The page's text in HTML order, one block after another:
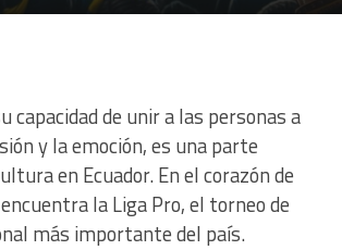
capacidad de unir a las personas a
y la emoción, es una parte
en Ecuador. En el corazón de
la Liga Pro, el torneo de
más importante del país.